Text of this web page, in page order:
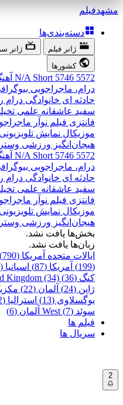
مشهدفیلم
دسته‌بندی‌ها
ژانر فیلم ژانر
کشورها
5572
5746
N/A Short
درام، ماجراجویی
حادثه ای خانوادگی درام
سفید عاشقانه علمی
فانتزی فیلم نوآر
موزیکال نمایش تلویزیونی
هیجان‌انگیز ورزشی
5572
5746
N/A Short
درام، ماجراجویی
حادثه ای خانوادگی درام
سفید عاشقانه علمی
فانتزی فیلم نوآر
موزیکال نمایش تلویزیونی
هیجان‌انگیز ورزشی
بخش‌ها یافت نشد.
زبان‌ها یافت نشد.
ایالات متحده آمریکا (790)
(199)
آمریکا (87) اسپانیا (63)
کنگ (36)
Kingdom (34)
ژاپن (24)
آلمان (22)
یوگسلاوی (13)
استرالیا (12)
سوئد (7)
West آلمان (6)
فیلم ها
سریال ها
2